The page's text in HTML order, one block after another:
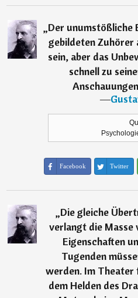
„Der unumstößliche
gebildeten Zuhörer
sein, aber das
schnell zu
―
Facebook Twitter
„Die gleiche
verlangt die Masse
Eigenschaften
Tugenden
werden. Im
dem Helden des